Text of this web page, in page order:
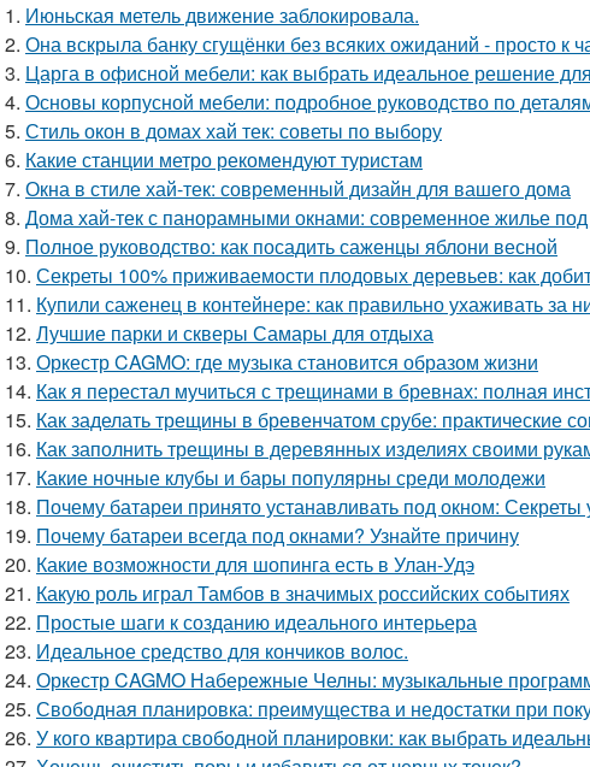
1. Июньская метель движение заблокировала.
2. Она вскрыла банку сгущёнки без всяких ожиданий - просто к
3. Царга в офисной мебели: как выбрать идеальное решение
4. Основы корпусной мебели: подробное руководство по
5. Стиль окон в домах хай тек: советы по выбору
6. Какие станции метро рекомендуют туристам
7. Окна в стиле хай-тек: современный дизайн для вашего дома
8. Дома хай-тек с панорамными окнами: современное жилье
9. Полное руководство: как посадить саженцы яблони весной
10. Секреты 100% приживаемости плодовых деревьев: как
11. Купили саженец в контейнере: как правильно ухаживать за
12. Лучшие парки и скверы Самары для отдыха
13. Оркестр CAGMO: где музыка становится образом жизни
14. Как я перестал мучиться с трещинами в бревнах: полная
15. Как заделать трещины в бревенчатом срубе: практические
16. Как заполнить трещины в деревянных изделиях своими
17. Какие ночные клубы и бары популярны среди молодежи
18. Почему батареи принято устанавливать под окном:
19. Почему батареи всегда под окнами? Узнайте причину
20. Какие возможности для шопинга есть в Улан-Удэ
21. Какую роль играл Тамбов в значимых российских событиях
22. Простые шаги к созданию идеального интерьера
23. Идеальное средство для кончиков волос.
24. Оркестр CAGMO Набережные Челны: музыкальные
25. Свободная планировка: преимущества и недостатки при
26. У кого квартира свободной планировки: как выбрать